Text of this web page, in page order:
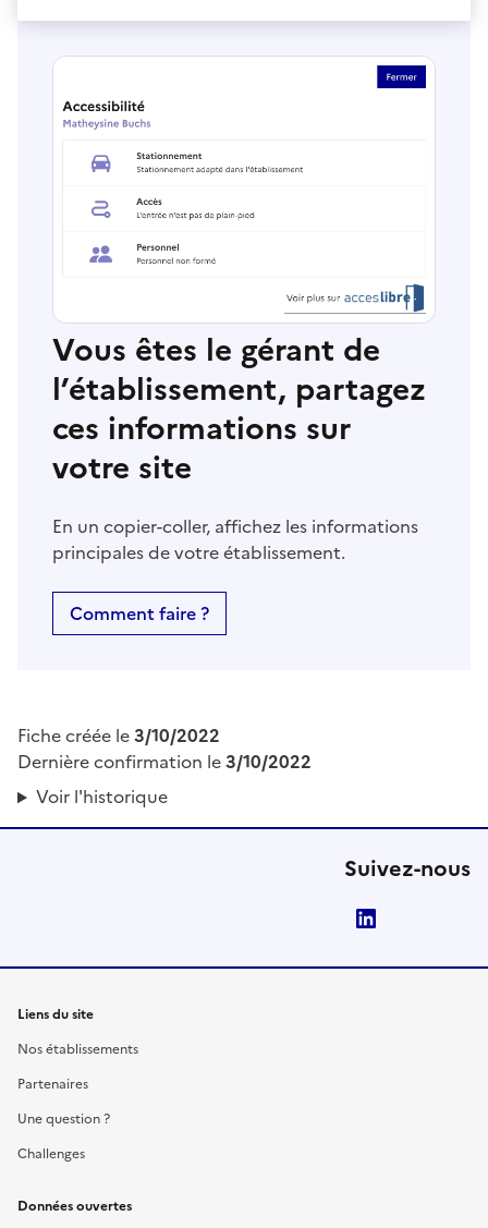
Vous êtes le gérant de
l’établissement, partagez
ces informations sur
votre site
En un copier-coller, affichez les informations
principales de votre établissement.
Comment faire ?
Fiche créée le3/10/2022
Dernière confirmation le3/10/2022
Voir l'historique
Suivez-nous
Liens du site
Nos établissements
Partenaires
Une question ?
Challenges
Données ouvertes